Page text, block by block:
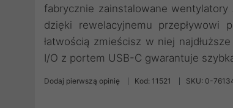
fabrycznie zainstalowane
dzięki rewelacyjnemu
łatwością zmieścisz w niej
I/O z portem USB-C gwarantuje
Dodaj pierwszą opinię Kod: 11521 SKU: 0-